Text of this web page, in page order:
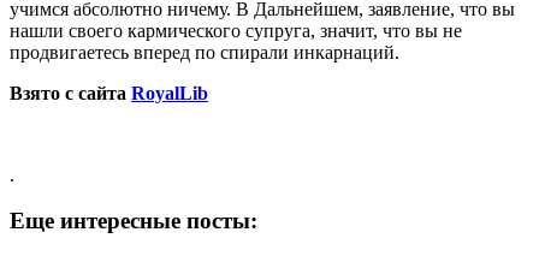
учимся абсолютно ничему. В Дальнейшем, заявление, что вы
нашли своего карми­ческого супруга, значит, что вы не
продвигаетесь впе­ред по спирали инкарнаций.
Взято с сайта RoyalLib
.
Еще интересные посты: